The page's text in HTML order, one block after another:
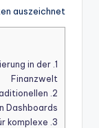
auszeichnet.
1.
in der
Finanzwelt
2.
Dashboards
3.
komplexe